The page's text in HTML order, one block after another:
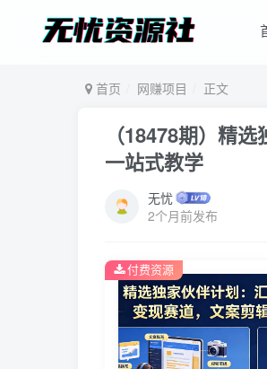
首页 网赚项目 正文
（18478期）精
一站式教学
无忧
2个月前发布
付费资源